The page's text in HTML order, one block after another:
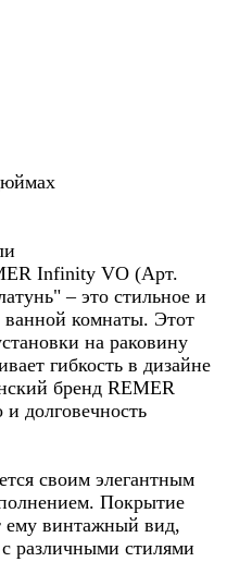
Infinity VO (Арт.
– это стильное и
комнаты. Этот
на раковину
гибкость в дизайне
бренд REMER
и долговечность
своим элегантным
Покрытие
ему винтажный вид,
различными стилями